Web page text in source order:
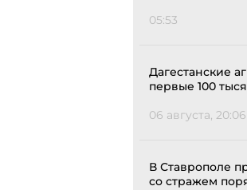
05:53
Дагестанские
первые 100
06 августа, 20:06
В Ставрополе
со стражем